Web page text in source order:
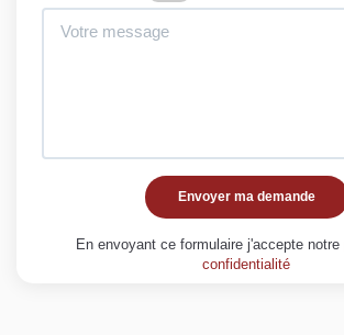
Envoyer ma demande
En envoyant ce formulaire j'accepte notre
confidentialité